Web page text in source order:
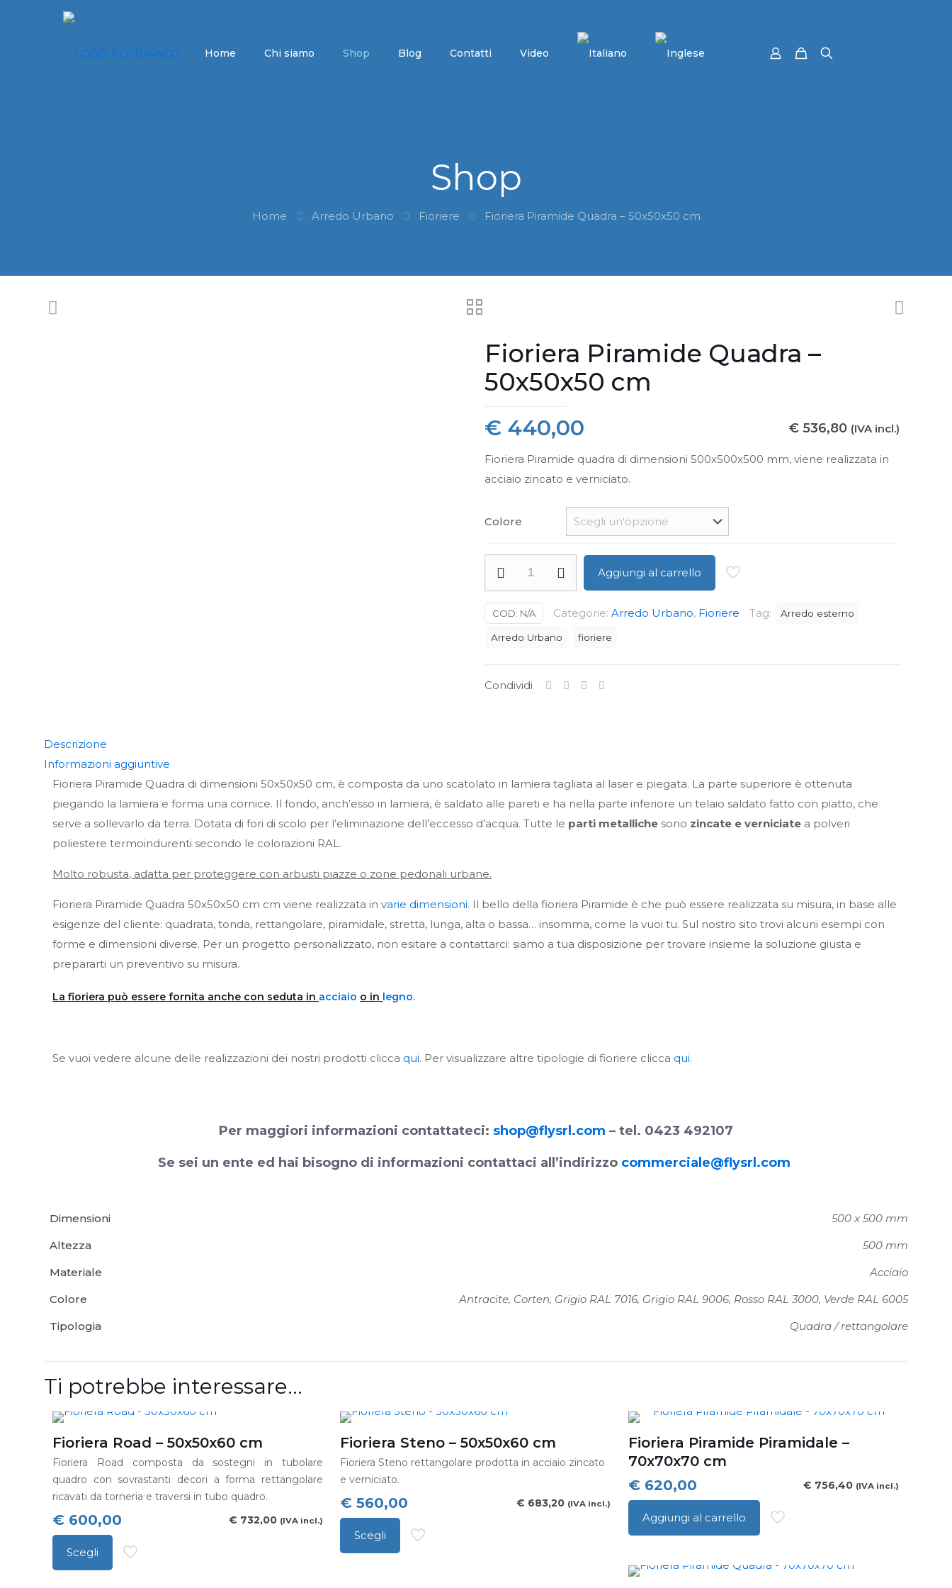
Home Chi siamo Shop Blog Contatti Video
Shop
Home Arredo Urbano Fioriere Fioriera Piramide Quadra – 50x50x50 cm
Fioriera Piramide Quadra –
50x50x50 cm
€ 440,00 € 536,80 (IVA incl.)
Fioriera Piramide quadra di dimensioni 500x500x500 mm, viene realizzata in
acciaio zincato e verniciato.
Colore
Quadra
-
50x50x50
quantità
Aggiungi al carrello
COD: N/A Categorie: Arredo Urbano, Fioriere Tag: Arredo esterno
Arredo Urbano fioriere
Condividi
Descrizione
Informazioni aggiuntive
Fioriera Piramide Quadra di dimensioni 50x50x50 cm, è composta da uno scatolato in lamiera tagliata al laser e piegata. La parte superiore è ottenuta
piegando la lamiera e forma una cornice. Il fondo, anch’esso in lamiera, è saldato alle pareti e ha nella parte inferiore un telaio saldato fatto con piatto, che
serve a sollevarlo da terra. Dotata di fori di scolo per l’eliminazione dell’eccesso d’acqua. Tutte le parti metalliche sono zincate e verniciate a polveri
poliestere termoindurenti secondo le colorazioni RAL.
Molto robusta, adatta per proteggere con arbusti piazze o zone pedonali urbane.
Fioriera Piramide Quadra 50x50x50 cm cm viene realizzata invarie dimensioni. Il bello della fioriera Piramide è che può essere realizzata su misura, in base alle
esigenze del cliente: quadrata, tonda, rettangolare, piramidale, stretta, lunga, alta o bassa… insomma, come la vuoi tu. Sul nostro sito trovi alcuni esempi con
forme e dimensioni diverse. Per un progetto personalizzato, non esitare a contattarci: siamo a tua disposizione per trovare insieme la soluzione giusta e
prepararti un preventivo su misura.
La fioriera può essere fornita anche con seduta in acciaio o in legno.
Se vuoi vedere alcune delle realizzazioni dei nostri prodotti clicca qui. Per visualizzare altre tipologie di fioriere clicca qui.
Per maggiori informazioni contattateci: shop@flysrl.com – tel. 0423 492107
Se sei un ente ed hai bisogno di informazioni contattaci all’indirizzo commerciale@flysrl.com
Dimensioni
500 x 500 mm
Altezza
500 mm
Materiale
Acciaio
Colore
Antracite, Corten, Grigio RAL 7016, Grigio RAL 9006, Rosso RAL 3000, Verde RAL 6005
Tipologia
Quadra / rettangolare
Ti potrebbe interessare…
Fioriera Road – 50x50x60 cm
Fioriera Road composta da sostegni in tubolare
quadro con sovrastanti decori a forma rettangolare
ricavati da torneria e traversi in tubo quadro.
€ 600,00 € 732,00 (IVA incl.)
Scegli
Questo
Fioriera Steno – 50x50x60 cm
Fioriera Steno rettangolare prodotta in acciaio zincato
e verniciato.
€ 560,00 € 683,20 (IVA incl.)
Scegli
Questo
Fioriera Piramide Piramidale –
70x70x70 cm
€620,00 € 756,40 (IVA incl.)
Aggiungi al carrello